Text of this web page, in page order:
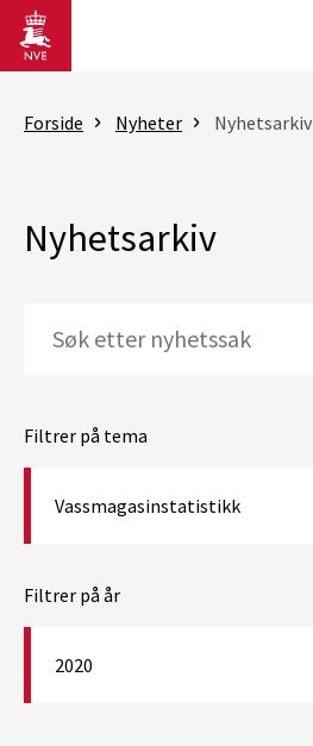
Gå til hovedinnhold
Forside Nyheter Nyhetsarkiv
Nyhetsarkiv
Filtrer på tema
Vassmagasinstatistikk
Filtrer på år
2020